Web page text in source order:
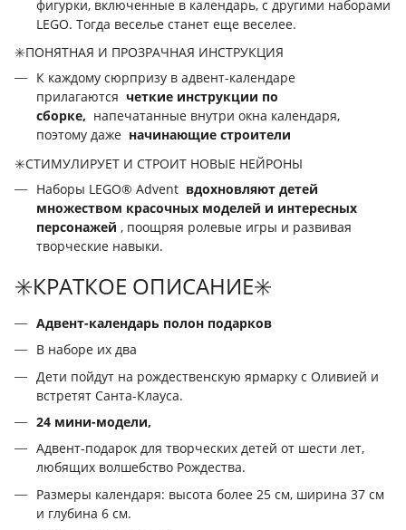
фигурки, включенные в календарь, с другими наборами
LEGO. Тогда веселье станет еще веселее.
✳️ПОНЯТНАЯ И ПРОЗРАЧНАЯ ИНСТРУКЦИЯ
К каждому сюрпризу в адвент-календаре
прилагаются четкие инструкции по
сборке, напечатанные внутри окна календаря,
поэтому даже начинающие строители
✳️СТИМУЛИРУЕТ И СТРОИТ НОВЫЕ НЕЙРОНЫ
Наборы LEGO® Advent вдохновляют детей
множеством красочных моделей и интересных
персонажей , поощряя ролевые игры и развивая
творческие навыки.
✳️КРАТКОЕ ОПИСАНИЕ✳️
Адвент-календарь полон подарков
В наборе их два
Дети пойдут на рождественскую ярмарку с Оливией и
встретят Санта-Клауса.
24 мини-модели,
Адвент-подарок для творческих детей от шести лет,
любящих волшебство Рождества.
Размеры календаря: высота более 25 см, ширина 37 см
и глубина 6 см.